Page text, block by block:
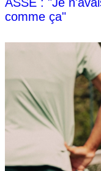
comme ça"